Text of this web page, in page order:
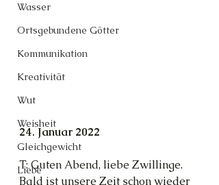
Wasser
Ortsgebundene Götter
Kommunikation
Kreativität
Wut
Weisheit
Gleichgewicht
Liebe
24. Januar 2022
T: Guten Abend, liebe Zwillinge.
Bald ist unsere Zeit schon wieder